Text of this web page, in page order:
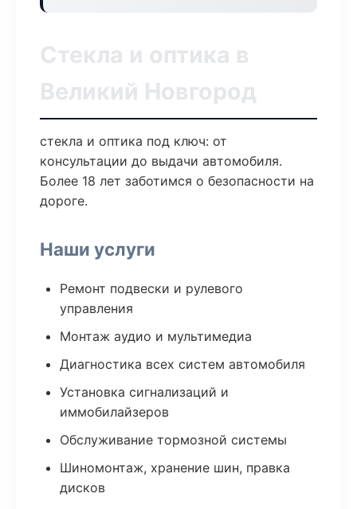
Стекла и оптика в
Великий Новгород
стекла и оптика под ключ: от
консультации до выдачи автомобиля.
Более 18 лет заботимся о безопасности на
дороге.
Наши услуги
Ремонт подвески и рулевого
управления
Монтаж аудио и мультимедиа
Диагностика всех систем автомобиля
Установка сигнализаций и
иммобилайзеров
Обслуживание тормозной системы
Шиномонтаж, хранение шин, правка
дисков